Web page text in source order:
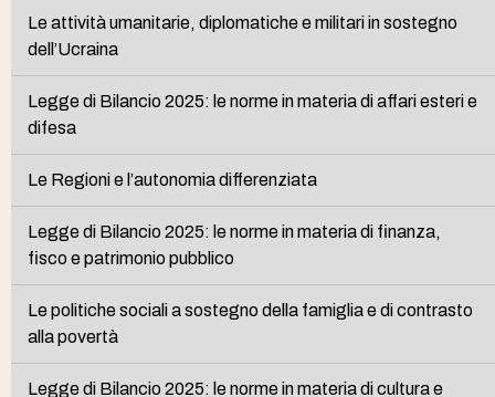
Le attività umanitarie, diplomatiche e militari in sostegno
dell’Ucraina
Legge di Bilancio 2025: le norme in materia di affari esteri e
difesa
Le Regioni e l’autonomia differenziata
Legge di Bilancio 2025: le norme in materia di finanza,
fisco e patrimonio pubblico
Le politiche sociali a sostegno della famiglia e di contrasto
alla povertà
Legge di Bilancio 2025: le norme in materia di cultura e